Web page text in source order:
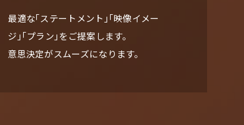
最適な「ステートメント」「映像イメー
ジ」「プラン」をご提案します。
意思決定がスムーズになります。